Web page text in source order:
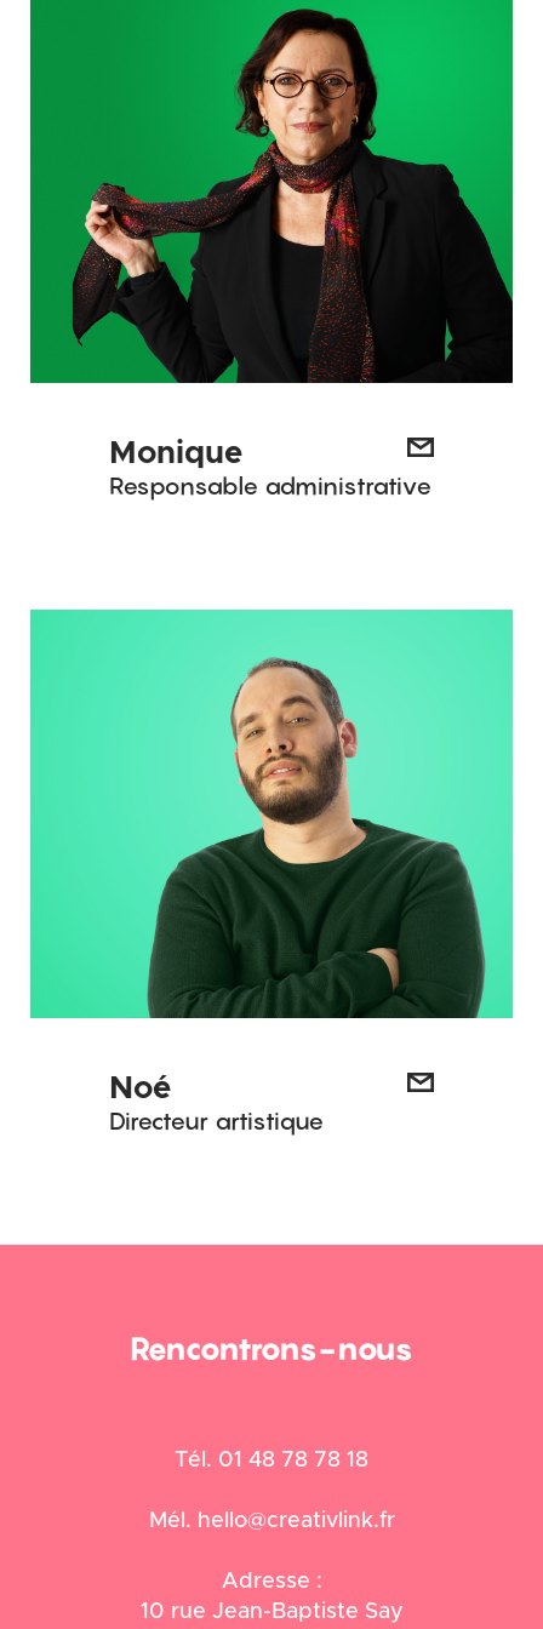
Monique
Responsable administrative
Noé
Directeur artistique
Rencontrons-nous
Tél. 01 48 78 78 18
Mél. hello@creativlink.fr
Adresse :
10 rue Jean-Baptiste Say